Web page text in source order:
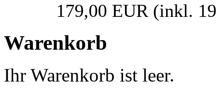
179,00 EUR (inkl.
Warenkorb
Ihr Warenkorb ist leer.